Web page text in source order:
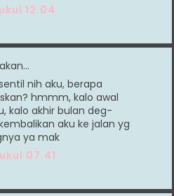
12.04
nih aku, berapa
hmmm, kalo awal
kalo akhir bulan deg-
aku ke jalan yg
ya mak
07.41